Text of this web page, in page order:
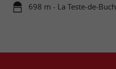
698 m - La Teste-de-Buch